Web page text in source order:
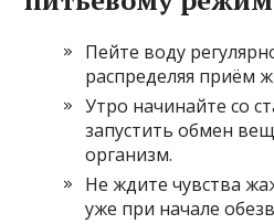
Пейте воду
распределяя приём
Утро начинайте со
запустить обмен
организм.
Не ждите чувства
уже при начале